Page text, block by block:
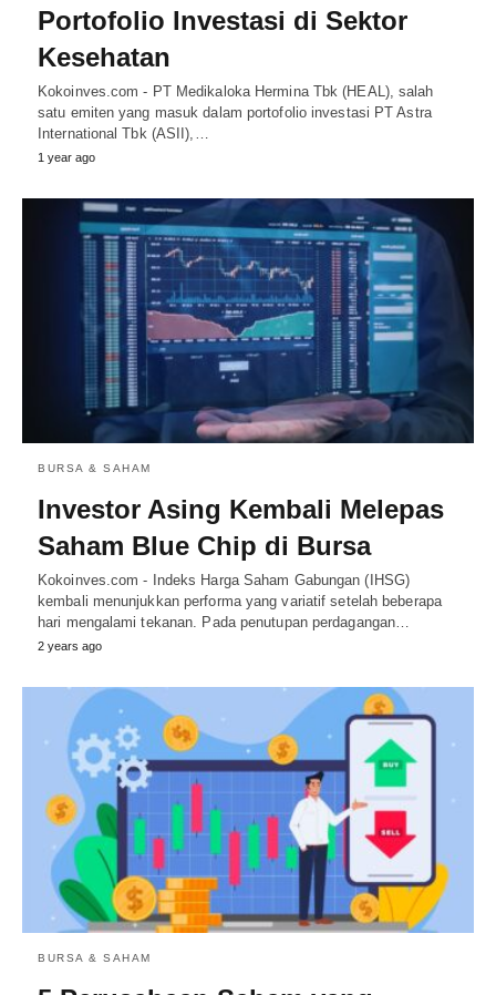
Portofolio Investasi di Sektor
Kesehatan
Kokoinves.com - PT Medikaloka Hermina Tbk (HEAL), salah
satu emiten yang masuk dalam portofolio investasi PT Astra
International Tbk (ASII),…
1 year ago
BURSA & SAHAM
Investor Asing Kembali Melepas
Saham Blue Chip di Bursa
Kokoinves.com - Indeks Harga Saham Gabungan (IHSG)
kembali menunjukkan performa yang variatif setelah beberapa
hari mengalami tekanan. Pada penutupan perdagangan…
2 years ago
BURSA & SAHAM